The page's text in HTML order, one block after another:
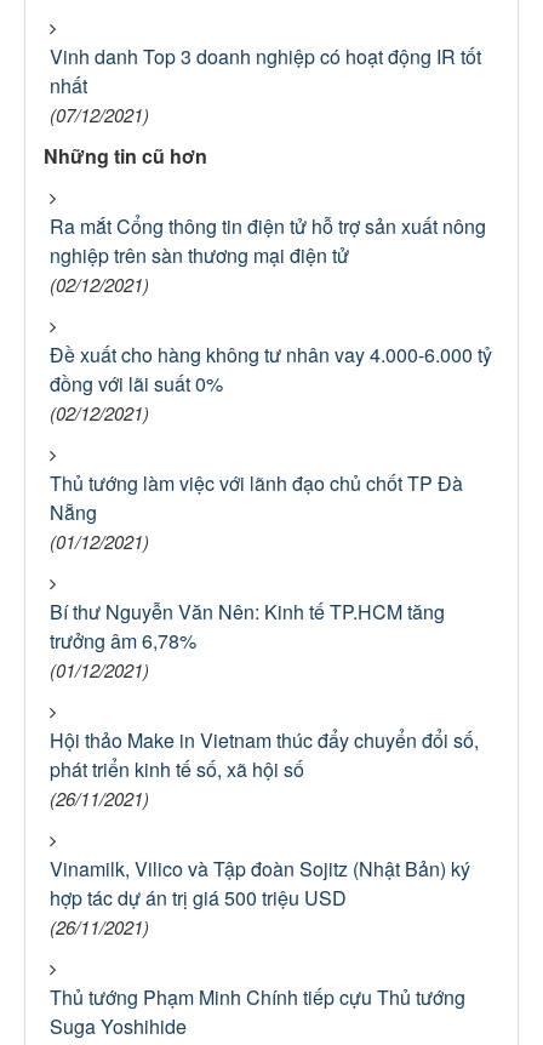
Vinh danh Top 3 doanh nghiệp có hoạt động IR tốt
nhất
(07/12/2021)
Những tin cũ hơn
Ra mắt Cổng thông tin điện tử hỗ trợ sản xuất nông
nghiệp trên sàn thương mại điện tử
(02/12/2021)
Đề xuất cho hàng không tư nhân vay 4.000-6.000 tỷ
đồng với lãi suất 0%
(02/12/2021)
Thủ tướng làm việc với lãnh đạo chủ chốt TP Đà
Nẵng
(01/12/2021)
Bí thư Nguyễn Văn Nên: Kinh tế TP.HCM tăng
trưởng âm 6,78%
(01/12/2021)
Hội thảo Make in Vietnam thúc đẩy chuyển đổi số,
phát triển kinh tế số, xã hội số
(26/11/2021)
Vinamilk, Vilico và Tập đoàn Sojitz (Nhật Bản) ký
hợp tác dự án trị giá 500 triệu USD
(26/11/2021)
Thủ tướng Phạm Minh Chính tiếp cựu Thủ tướng
Suga Yoshihide